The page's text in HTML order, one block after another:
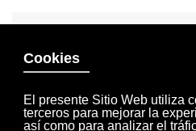
INVITACIONES